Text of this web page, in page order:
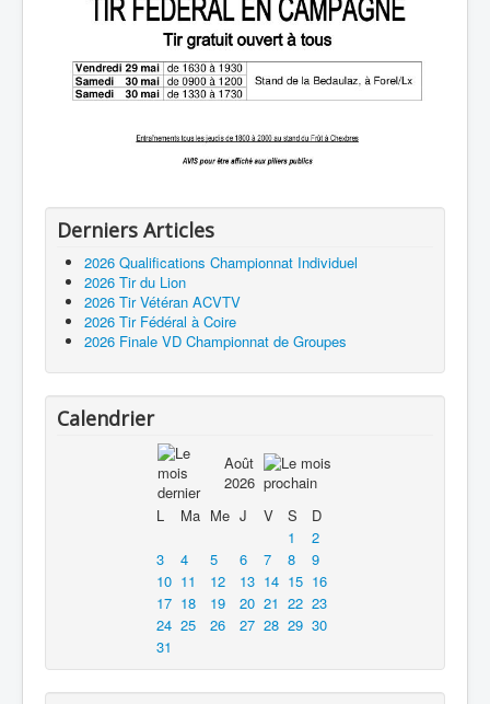
Derniers Articles
2026 Qualifications Championnat Individuel
2026 Tir du Lion
2026 Tir Vétéran ACVTV
2026 Tir Fédéral à Coire
2026 Finale VD Championnat de Groupes
Calendrier
Août
2026
L
Ma Me J V S
D
1
2
3
4 5 6 7 8
9
10 11 12 13 14 15 16
17 18 19 20 21 22 23
24 25 26 27 28 29 30
31